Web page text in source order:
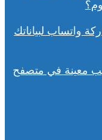
واتساب لبياناتك
معينة في متصفح